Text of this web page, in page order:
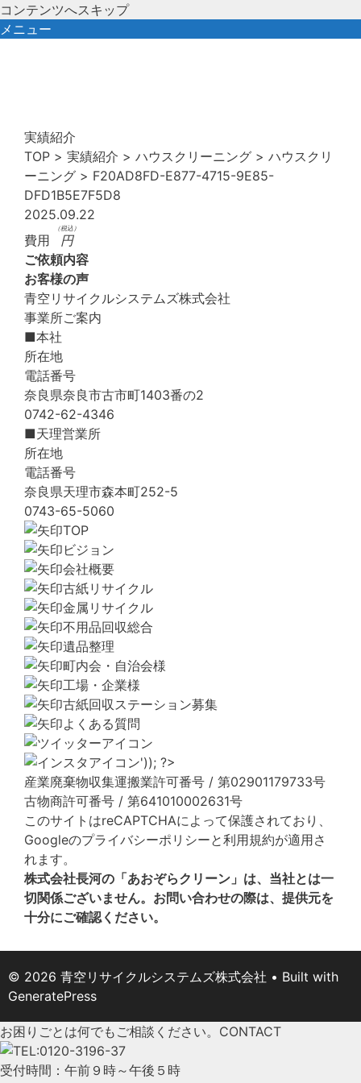
コンテンツへスキップ
メニュー
実績紹介
TOP > 実績紹介 > ハウスクリーニング > ハウスクリ
ーニング > F20AD8FD-E877-4715-9E85-
DFD1B5E7F5D8
2025.09.22
費用
円
（税込）
ご依頼内容
お客様の声
青空リサイクルシステムズ株式会社
事業所ご案内
■本社
所在地
電話番号
奈良県奈良市古市町1403番の2
0742-62-4346
■天理営業所
所在地
電話番号
奈良県天理市森本町252-5
0743-65-5060
TOP
ビジョン
会社概要
古紙リサイクル
金属リサイクル
不用品回収総合
遺品整理
町内会・自治会様
工場・企業様
古紙回収ステーション募集
よくある質問
産業廃棄物収集運搬業許可番号 / 第02901179733号
古物商許可番号 / 第641010002631号
このサイトはreCAPTCHAによって保護されており、
Googleのプライバシーポリシーと利用規約が適用さ
れます。
株式会社長河の「あおぞらクリーン」は、当社とは一
切関係ございません。お問い合わせの際は、提供元を
十分にご確認ください。
© 2026 青空リサイクルシステムズ株式会社 • Built with
GeneratePress
お困りごとは何でもご相談ください。 CONTACT
受付時間：午前９時～午後５時